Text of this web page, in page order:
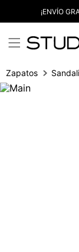
¡ENVÍO
Zapatos